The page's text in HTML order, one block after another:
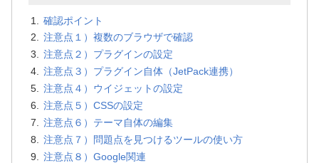
確認ポイント
注意点１）複数のブラウザで確認
注意点２）プラグインの設定
注意点３）プラグイン自体（JetPack連携）
注意点４）ウイジェットの設定
注意点５）CSSの設定
注意点６）テーマ自体の編集
注意点７）問題点を見つけるツールの使い方
注意点８）Google関連